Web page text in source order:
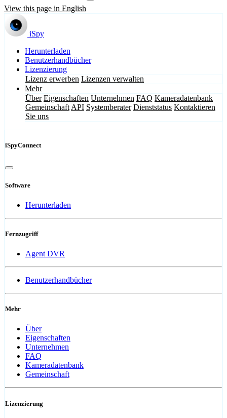
View this page in English
iSpy
Herunterladen
Benutzerhandbücher
Lizenzierung
Lizenz erwerben Lizenzen verwalten
Mehr
Über Eigenschaften Unternehmen FAQ Kameradatenbank
Gemeinschaft API Systemberater Dienststatus Kontaktieren
Sie uns
iSpyConnect
Software
Herunterladen
Fernzugriff
Agent DVR
Benutzerhandbücher
Mehr
Über
Eigenschaften
Unternehmen
FAQ
Kameradatenbank
Gemeinschaft
Lizenzierung